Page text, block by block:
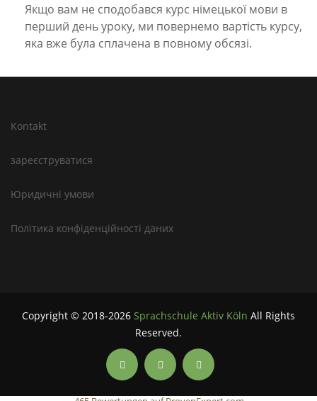
Якщо вам не сподобався курс німецької мови в
перший день уроку, ми повернемо вартість курсу,
яка вже була сплачена в повному обсязі.
Kontakt
зареєструватися
Юридичні умови
Політика конфіденційності даних
Copyright © 2018-2026 Sprachschule Aktiv Köln All Rights
Reserved.